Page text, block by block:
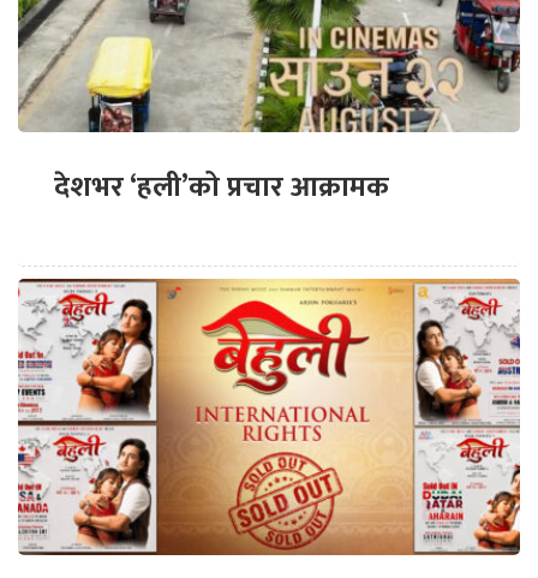
देशभर ‘हली’को प्रचार आक्रामक